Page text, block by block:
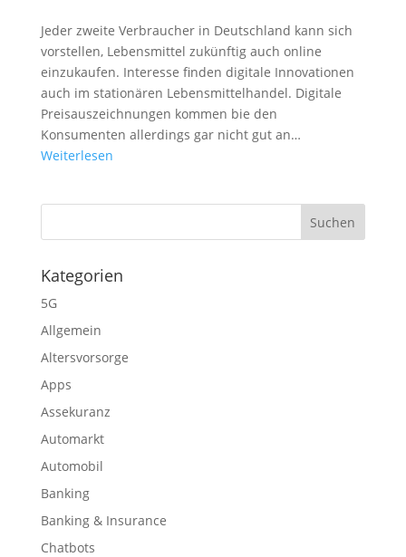
Jeder zweite Verbraucher in Deutschland kann sich
vorstellen, Lebensmittel zukünftig auch online
einzukaufen. Interesse finden digitale Innovationen
auch im stationären Lebensmittelhandel. Digitale
Preisauszeichnungen kommen bie den
Konsumenten allerdings gar nicht gut an…
Weiterlesen
Kategorien
5G
Allgemein
Altersvorsorge
Apps
Assekuranz
Automarkt
Automobil
Banking
Banking & Insurance
Chatbots